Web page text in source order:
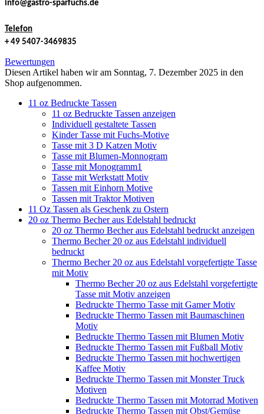
info@gastro-sparfuchs.de
Telefon
+ 49 5407-3469835
Bewertungen
Diesen Artikel haben wir am Sonntag, 7. Dezember 2025 in den
Shop aufgenommen.
11 oz Bedruckte Tassen
11 oz Bedruckte Tassen anzeigen
Individuell gestaltete Tassen
Kinder Tasse mit Fuchs-Motive
Tasse mit 3 D Katzen Motiv
Tasse mit Blumen-Monnogram
Tasse mit Monogramm1
Tasse mit Werkstatt Motiv
Tassen mit Einhorn Motive
Tassen mit Traktor Motiven
11 Oz Tassen als Geschenk zu Ostern
20 oz Thermo Becher aus Edelstahl bedruckt
20 oz Thermo Becher aus Edelstahl bedruckt anzeigen
Thermo Becher 20 oz aus Edelstahl individuell
bedruckt
Thermo Becher 20 oz aus Edelstahl vorgefertigte Tasse
mit Motiv
Thermo Becher 20 oz aus Edelstahl vorgefertigte
Tasse mit Motiv anzeigen
Bedruckte Thermo Tasse mit Gamer Motiv
Bedruckte Thermo Tassen mit Baumaschinen
Motiv
Bedruckte Thermo Tassen mit Blumen Motiv
Bedruckte Thermo Tassen mit Fußball Motiv
Bedruckte Thermo Tassen mit hochwertigen
Kaffee Motiv
Bedruckte Thermo Tassen mit Monster Truck
Motiven
Bedruckte Thermo Tassen mit Motorrad Motiven
Bedruckte Thermo Tassen mit Obst/Gemüse